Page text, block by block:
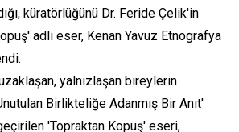
küratörlüğünü Dr. Feride Çelik'in
adlı eser, Kenan Yavuz Etnografya
yalnızlaşan bireylerin
Birlikteliğe Adanmış Bir Anıt'
'Topraktan Kopuş' eseri,